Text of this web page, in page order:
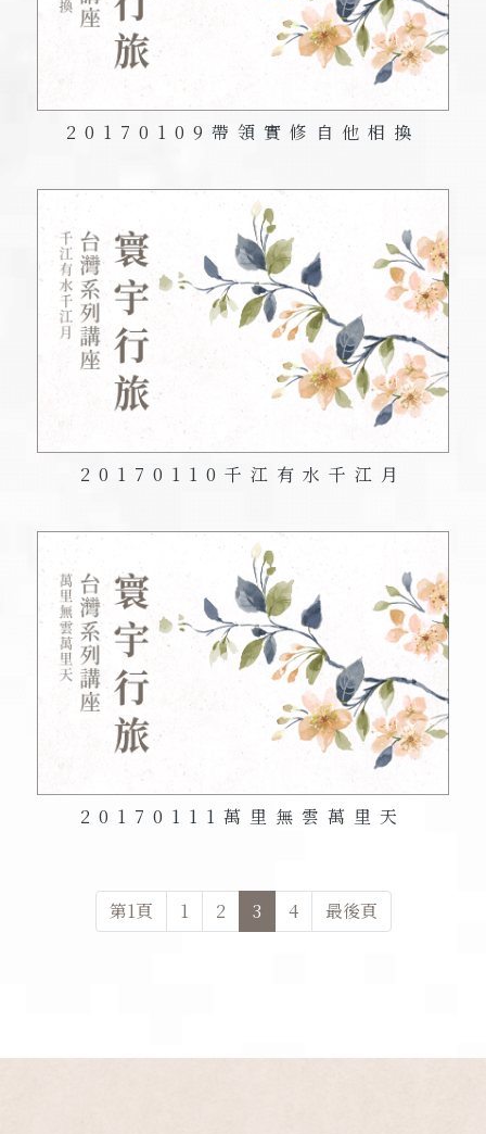
20170109 帶領實修自他相換
20170110 千江有水千江月
20170111 萬里無雲萬里天
第1頁 1 2 3 4 最後頁